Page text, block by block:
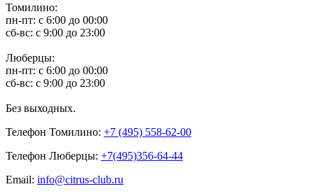
Томилино:
пн-пт: с 6:00 до 00:00
сб-вс: с 9:00 до 23:00
Люберцы:
пн-пт: с 6:00 до 00:00
сб-вс: с 9:00 до 23:00
Без выходных.
Телефон Томилино: +7 (495) 558-62-00
Телефон Люберцы: +7(495)356-64-44
Email: info@citrus-club.ru